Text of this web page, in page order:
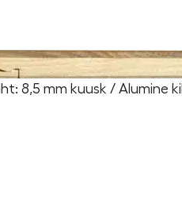
8,5 mm kuusk / Alumine